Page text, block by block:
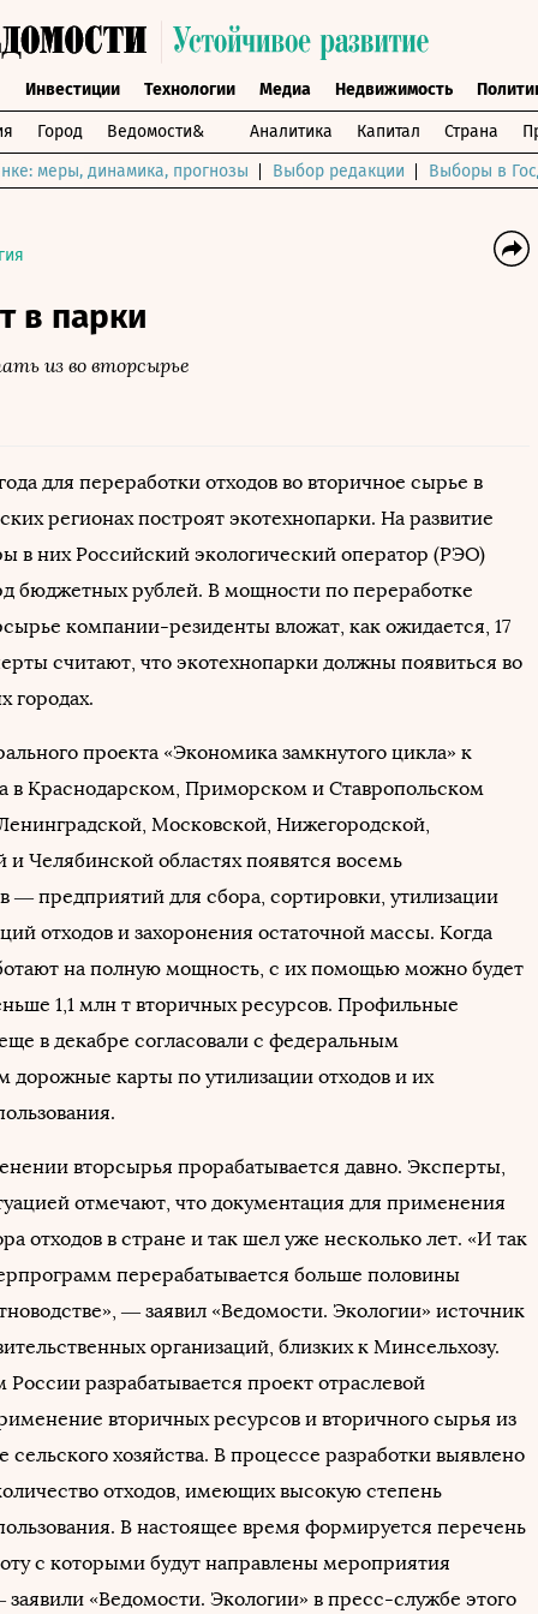
Инвестиции Технологии Медиа Недвижимость
Город Ведомости& Аналитика Капитал Страна
меры, динамика, прогнозы
Выбор редакции Выборы в
в парки
из во вторсырье
для переработки отходов во вторичное сырье в
регионах построят экотехнопарки. На развитие
в них Российский экологический оператор (РЭО)
бюджетных рублей. В мощности по переработке
компании-резиденты вложат, как ожидается, 17
считают, что экотехнопарки должны появиться во
городах.
проекта «Экономика замкнутого цикла» к
в Краснодарском, Приморском и Ставропольском
Московской, Нижегородской,
и Челябинской областях появятся восемь
— предприятий для сбора, сортировки, утилизации
отходов и захоронения остаточной массы. Когда
на полную мощность, с их помощью можно будет
1,1 млн т вторичных ресурсов. Профильные
в декабре согласовали с федеральным
дорожные карты по утилизации отходов и их
вторсырья прорабатывается давно. Эксперты,
отмечают, что документация для применения
отходов в стране и так шел уже несколько лет. «И так
перерабатывается больше половины
— заявил «Ведомости. Экологии» источник
организаций, близких к Минсельхозу.
разрабатывается проект отраслевой
вторичных ресурсов и вторичного сырья из
сельского хозяйства. В процессе разработки выявлено
отходов, имеющих высокую степень
В настоящее время формируется перечень
с которыми будут направлены мероприятия
«Ведомости. Экологии» в пресс-службе этого